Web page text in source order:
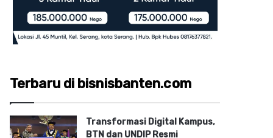
Terbaru di bisnisbanten.com
Transformasi Digital Kampus,
BTN dan UNDIP Resmi